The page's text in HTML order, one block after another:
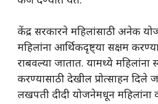
केंद्र सरकारने महिलांसाठी अनेक
महिलांना आर्थिकदृष्ट्या सक्षम
राबवल्या जातात. यामध्ये महिलांना
करण्यासाठी देखील प्रोत्साहन दिले
लखपती दीदी योजनेमधून महिलांना